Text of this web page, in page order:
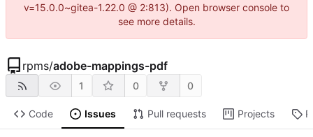
v=15.0.0~gitea-1.22.0 @ 2:813). Open browser console to
see more details.
rpms/adobe-mappings-pdf
1 0 0
Code Issues Pull requests Projects